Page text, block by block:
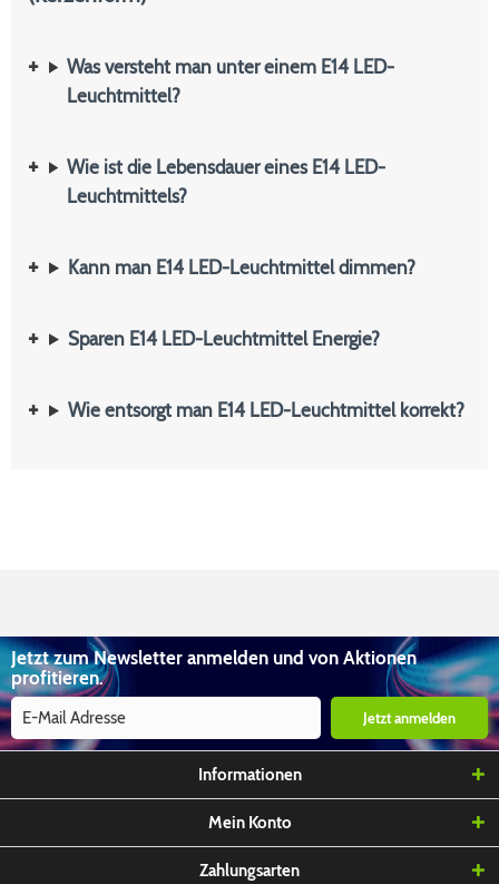
Was versteht man unter einem E14 LED-
Leuchtmittel?
Wie ist die Lebensdauer eines E14 LED-
Leuchtmittels?
Kann man E14 LED-Leuchtmittel dimmen?
Sparen E14 LED-Leuchtmittel Energie?
Wie entsorgt man E14 LED-Leuchtmittel korrekt?
Jetzt zum Newsletter anmelden und von Aktionen
profitieren.
Jetzt anmelden
Informationen
Mein Konto
Zahlungsarten